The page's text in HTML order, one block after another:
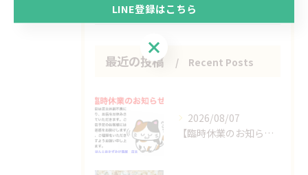
最近の投稿 Recent Posts
2026/08/07
【臨時休業のお知らせ】
LINE登録はこちら
LINE登録はこちら